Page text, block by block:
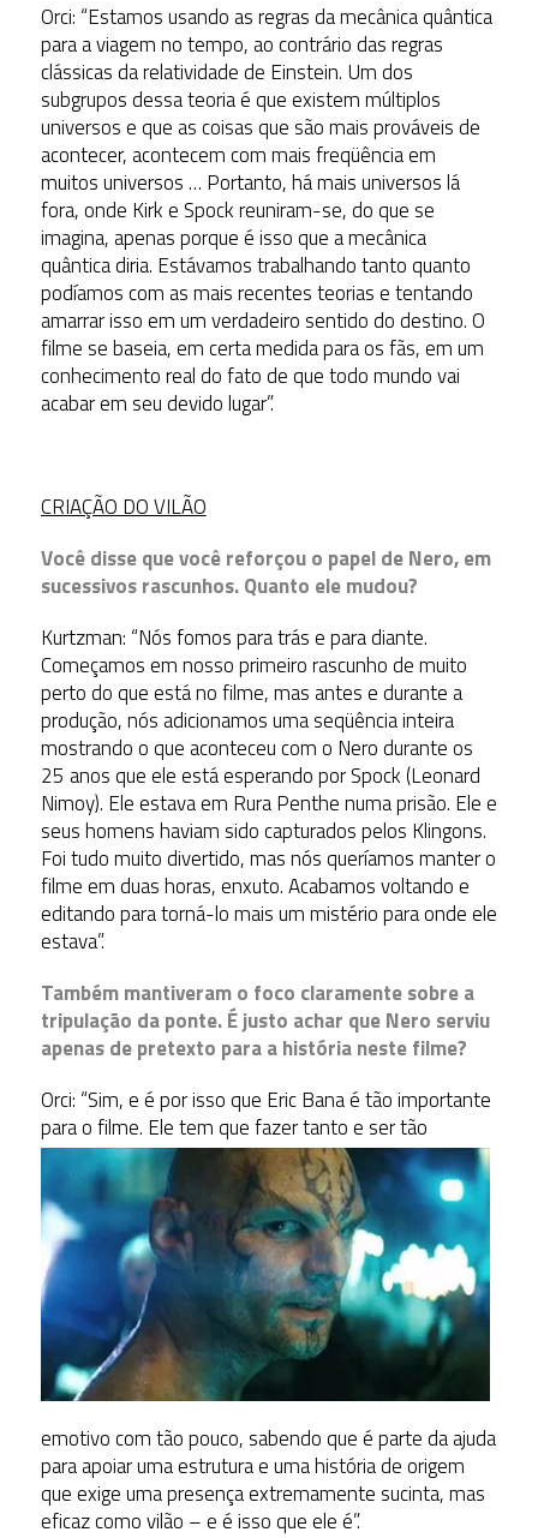
Orci: “Estamos usando as regras da mecânica quântica
para a viagem no tempo, ao contrário das regras
clássicas da relatividade de Einstein. Um dos
subgrupos dessa teoria é que existem múltiplos
universos e que as coisas que são mais prováveis de
acontecer, acontecem com mais freqüência em
muitos universos … Portanto, há mais universos lá
fora, onde Kirk e Spock reuniram-se, do que se
imagina, apenas porque é isso que a mecânica
quântica diria. Estávamos trabalhando tanto quanto
podíamos com as mais recentes teorias e tentando
amarrar isso em um verdadeiro sentido do destino. O
filme se baseia, em certa medida para os fãs, em um
conhecimento real do fato de que todo mundo vai
acabar em seu devido lugar”.
CRIAÇÃO DO VILÃO
Você disse que você reforçou o papel de Nero, em
sucessivos rascunhos. Quanto ele mudou?
Kurtzman: “Nós fomos para trás e para diante.
Começamos em nosso primeiro rascunho de muito
perto do que está no filme, mas antes e durante a
produção, nós adicionamos uma seqüência inteira
mostrando o que aconteceu com o Nero durante os
25 anos que ele está esperando por Spock (Leonard
Nimoy). Ele estava em Rura Penthe numa prisão. Ele e
seus homens haviam sido capturados pelos Klingons.
Foi tudo muito divertido, mas nós queríamos manter o
filme em duas horas, enxuto. Acabamos voltando e
editando para torná-lo mais um mistério para onde ele
estava”.
Também mantiveram o foco claramente sobre a
tripulação da ponte. É justo achar que Nero serviu
apenas de pretexto para a história neste filme?
Orci: “Sim, e é por isso que Eric Bana é tão importante
para o filme. Ele tem que fazer tanto e sertão
emotivo com tão pouco, sabendo que é parte da ajuda
para apoiar uma estrutura e uma história de origem
que exige uma presença extremamente sucinta, mas
eficaz como vilão – e é isso que ele é”.